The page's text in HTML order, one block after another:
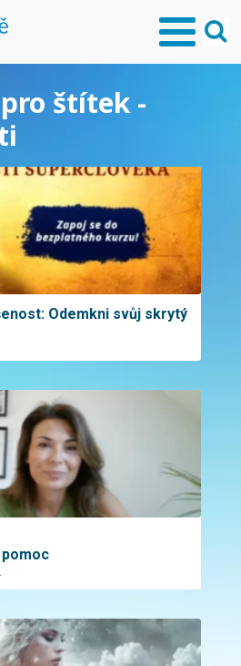
štítek -
Odemkni svůj skrytý
pomoc